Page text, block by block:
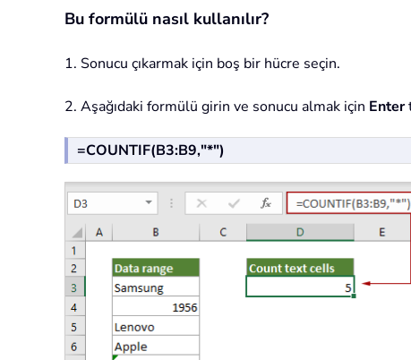
Bu formülü nasıl kullanılır?
1. Sonucu çıkarmak için boş bir hücre seçin.
2. Aşağıdaki formülü girin ve sonucu almak için Enter
=COUNTIF(B3:B9,"*")